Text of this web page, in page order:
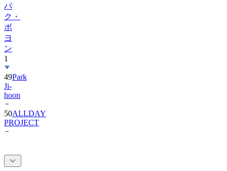
ボ
ヨ
ン
1
49
Ji-
hoon
50ALLDAY
PROJECT